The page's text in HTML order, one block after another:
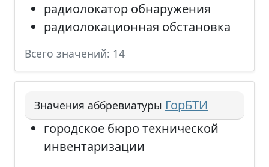
радиолокатор обнаружения
радиолокационная обстановка
Всего значений: 14
Значения аббревиатуры ГорБТИ
городское бюро технической
инвентаризации